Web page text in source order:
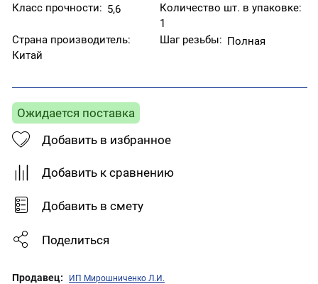
Класс прочности: 5,6
Количество шт. в упаковке:
1
Страна производитель:
Китай
Шаг резьбы: Полная
Ожидается поставка
Добавить в избранное
Добавить к сравнению
Добавить в смету
Поделиться
Продавец: ИП Мирошниченко Л.И.